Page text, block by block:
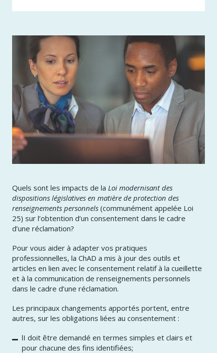
Quels sont les impacts de la Loi modernisant des
dispositions législatives en matière de protection des
renseignements personnels (communément appelée Loi
25) sur l’obtention d’un consentement dans le cadre
d’une réclamation?
Pour vous aider à adapter vos pratiques
professionnelles, la ChAD a mis à jour des outils et
articles en lien avec le consentement relatif à la cueillette
et à la communication de renseignements personnels
dans le cadre d’une réclamation.
Les principaux changements apportés portent, entre
autres, sur les obligations liées au consentement :
lI doit être demandé en termes simples et clairs et
pour chacune des fins identifiées;